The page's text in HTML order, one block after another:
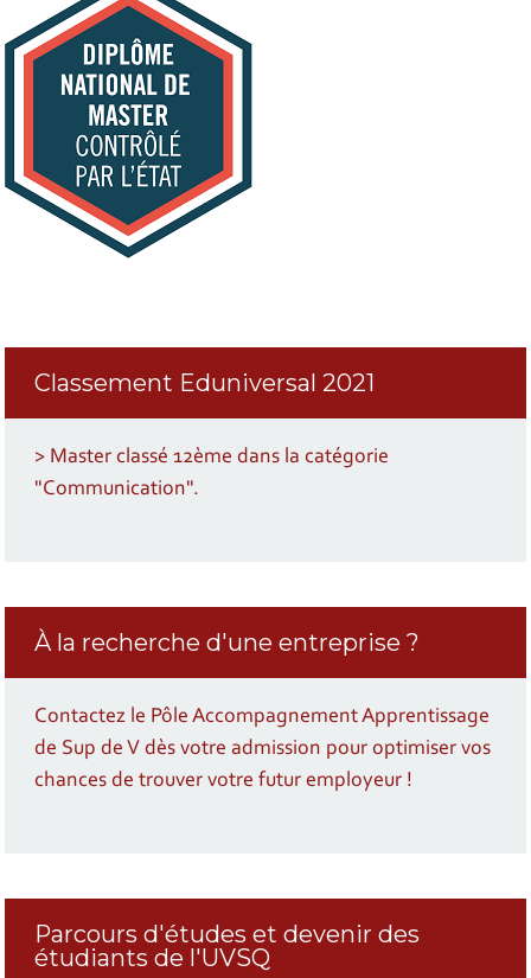
Classement Eduniversal 2021
> Master classé 12ème dans la catégorie
"Communication".
À la recherche d'une entreprise ?
Contactez le Pôle Accompagnement Apprentissage
de Sup de V dès votre admission pour optimiser vos
chances de trouver votre futur employeur !
Parcours d'études et devenir des
étudiants de l'UVSQ